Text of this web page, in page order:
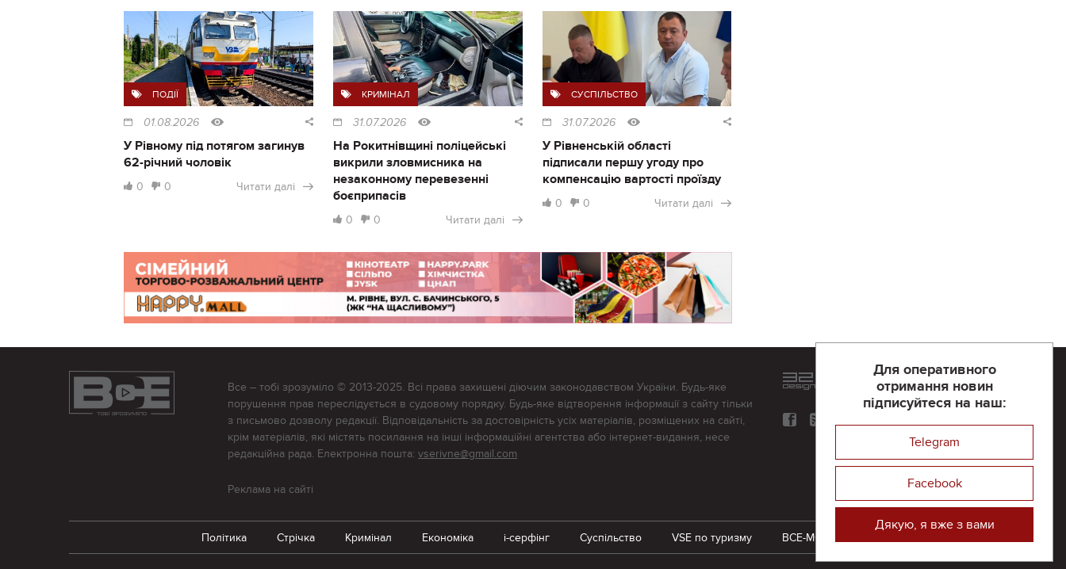
ПОДІЇ
01.08.2026
У Рівному під потягом загинув
62-річний чоловік
0 0 Читати далі
КРИМІНАЛ
31.07.2026
На Рокитнівщині поліцейські
викрили зловмисника на
незаконному перевезенні
боєприпасів
0 0 Читати далі
СУСПІЛЬСТВО
31.07.2026
У Рівненській області
підписали першу угоду про
компенсацію вартості проїзду
0 0 Читати далі
Для оперативного
отримання новин
підписуйтеся на наш:
Telegram
Facebook
Дякую, я вже з вами
Все – тобі зрозуміло © 2013-2025. Всі права захищені діючим законодавством України. Будь-яке
порушення прав переслідується в судовому порядку. Будь-яке відтворення інформації з сайту тільки
з письмово дозволу редакції. Відповідальність за достовірність усіх матеріалів, розміщених на сайті,
крім матеріалів, які містять посилання на інші інформаційні агентства або інтернет-видання, несе
редакційна рада. Електронна пошта: vserivne@gmail.com
Реклама на сайті
Розроблений та підтримується
компанії 32х32
Політика Стрічка Кримінал Економіка i-серфінг Суспільство VSE по туризму ВСЕ-МОЖЛИВО